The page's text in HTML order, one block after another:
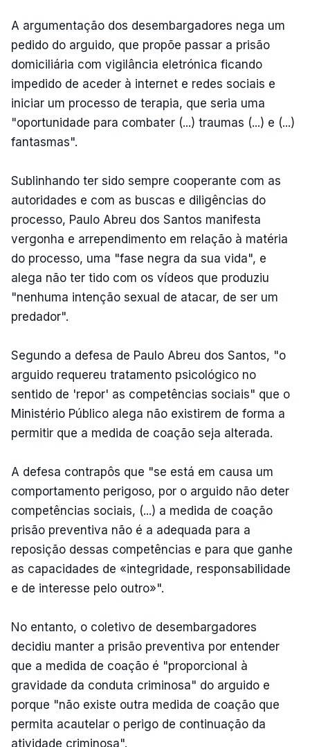
A argumentação dos desembargadores nega um
pedido do arguido, que propõe passar a prisão
domiciliária com vigilância eletrónica ficando
impedido de aceder à internet e redes sociais e
iniciar um processo de terapia, que seria uma
"oportunidade para combater (...) traumas (...) e (...)
fantasmas".
Sublinhando ter sido sempre cooperante com as
autoridades e com as buscas e diligências do
processo, Paulo Abreu dos Santos manifesta
vergonha e arrependimento em relação à matéria
do processo, uma "fase negra da sua vida", e
alega não ter tido com os vídeos que produziu
"nenhuma intenção sexual de atacar, de ser um
predador".
Segundo a defesa de Paulo Abreu dos Santos, "o
arguido requereu tratamento psicológico no
sentido de 'repor' as competências sociais" que o
Ministério Público alega não existirem de forma a
permitir que a medida de coação seja alterada.
A defesa contrapôs que "se está em causa um
comportamento perigoso, por o arguido não deter
competências sociais, (...) a medida de coação
prisão preventiva não é a adequada para a
reposição dessas competências e para que ganhe
as capacidades de «integridade, responsabilidade
e de interesse pelo outro»".
No entanto, o coletivo de desembargadores
decidiu manter a prisão preventiva por entender
que a medida de coação é "proporcional à
gravidade da conduta criminosa" do arguido e
porque "não existe outra medida de coação que
permita acautelar o perigo de continuação da
atividade criminosa".